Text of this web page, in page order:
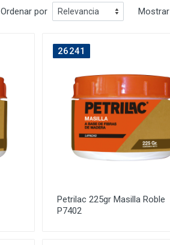
Ordenar por Mostrar
26241
Petrilac 225gr Masilla Roble
P7402